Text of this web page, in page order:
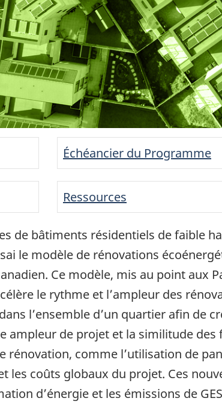
Échéancier du Programme
Ressources
de bâtiments résidentiels de faible
le modèle de rénovations
Ce modèle, mis au point aux
le rythme et l’ampleur des
l’ensemble d’un quartier afin de
ampleur de projet et la similitude
rénovation, comme l’utilisation de
les coûts globaux du projet. Ces
d’énergie et les émissions de